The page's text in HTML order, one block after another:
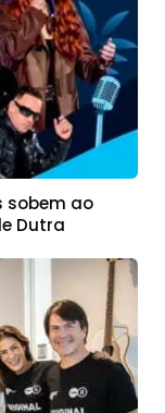
sobem ao
Dutra